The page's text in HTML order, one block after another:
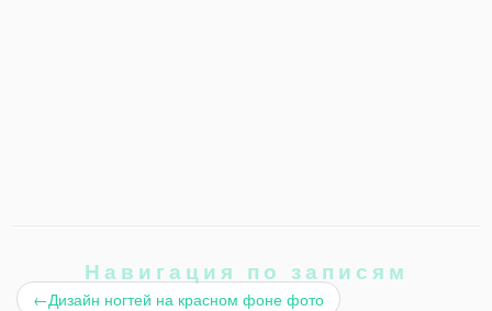
Навигация по записям
←Дизайн ногтей на красном фоне фото